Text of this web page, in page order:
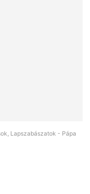
Lapszabászatok - Pápa